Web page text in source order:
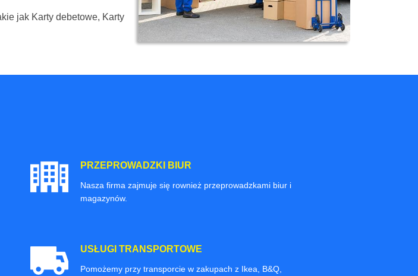
jak Karty debetowe, Karty
PRZEPROWADZKI BIUR
Nasza firma zajmuje się rownież przeprowadzkami biur i
magazynów.
USŁUGI TRANSPORTOWE
Pomożemy przy transporcie w zakupach z Ikea, B&Q,